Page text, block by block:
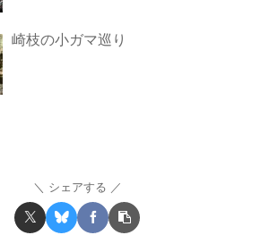
崎枝の小ガマ巡り
シェアする